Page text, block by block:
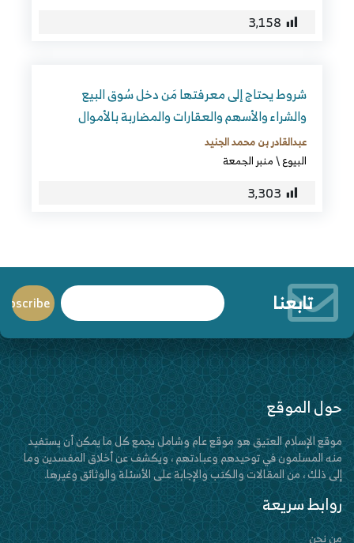
3٬158
شروط يحتاج إلى معرفتها مَن دخل سُوق البيع
والشراء والأسهم والعقارات والمضاربة بالأموال
عبدالقادر بن محمد الجنيد
البيوع\منبر الجمعة
3٬303
تابعنا
حول الموقع
موقع الإسلام العتيق هو موقع عام وشامل يجمع كل ما يمكن أن يستفيد
منه المسلمون في توحيدهم وعبادتهم ، ويكشف عن أخلاق المفسدين وما
إلى ذلك ، من المقالات والكتب والإجابة على الأسئلة والوثائق وغيرها.
روابط سريعة
من نحن